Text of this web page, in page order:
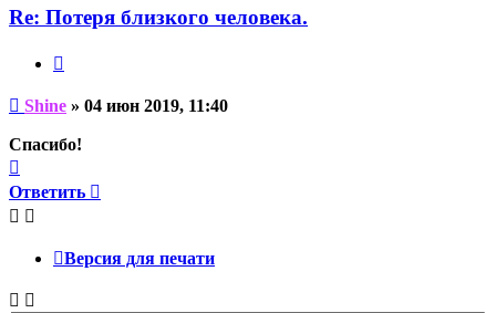
Re: Потеря близкого человека.
Непрочитанное
Shine » 04 июн 2019, 11:40
Спасибо!
к
началу
Ответить
Версия для печати